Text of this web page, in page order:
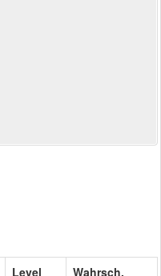
Level Wahrsch.